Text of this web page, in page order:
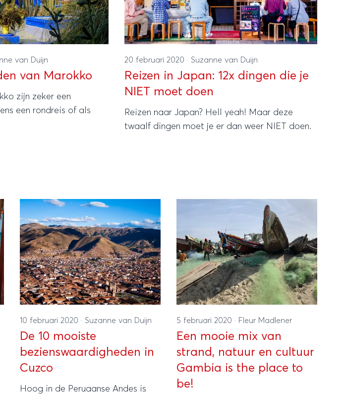
van Duijn
van Marokko
zijn zeker een
een rondreis of als
20 februari 2020 · Suzanne van Duijn
Reizen in Japan: 12x dingen die je
NIET moet doen
Reizen naar Japan? Hell yeah! Maar deze
twaalf dingen moet je er dan weer NIET doen.
10 februari 2020 · Suzanne van Duijn
De 10 mooiste
bezienswaardigheden in
Cuzco
Hoog in de Peruaanse Andes is
5 februari 2020 · Fleur Madlener
Een mooie mix van
strand, natuur en cultuur
Gambia is the place to
be!